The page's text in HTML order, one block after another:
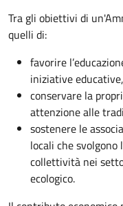
Tra gli obiettivi di
quelli di:
favorire
iniziative
conservare la
attenzione alle
sostenere le
locali che
collettività nei
ecologico.